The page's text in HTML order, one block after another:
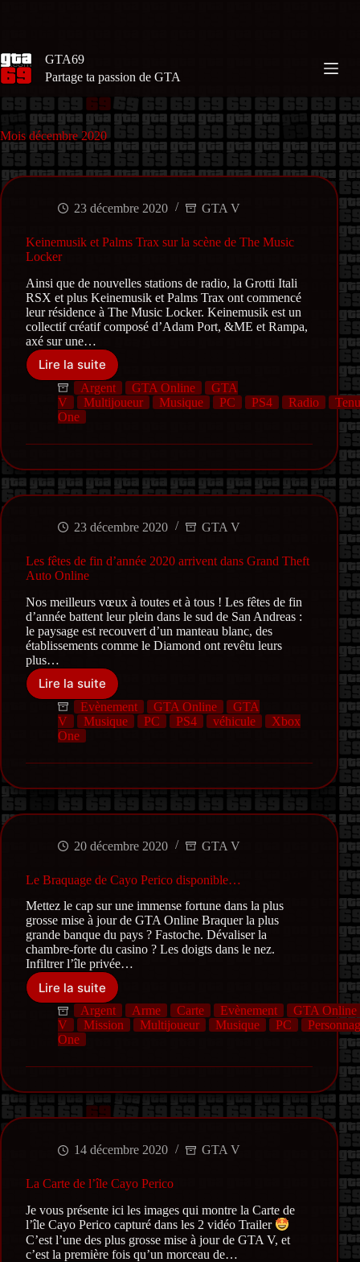
GTA69
Partage ta passion de GTA
Mois décembre 2020
23 décembre 2020 GTA V
Keinemusik et Palms Trax sur la scène de The Music
Locker
Ainsi que de nouvelles stations de radio, la Grotti Itali
RSX et plus Keinemusik et Palms Trax ont commencé
leur résidence à The Music Locker. Keinemusik est un
collectif créatif composé d’Adam Port, &ME et Rampa,
axé sur une…
Lire la suite
Keinemusik
et
Palms
Trax
la
de
The
Locker
Argent GTA Online
GTA
V
Multijoueur Musique PC PS4 Radio
One
23 décembre 2020 GTA V
Les fêtes de fin d’année 2020 arrivent dans Grand Theft
Auto Online
Nos meilleurs vœux à toutes et à tous ! Les fêtes de fin
d’année battent leur plein dans le sud de San Andreas :
le paysage est recouvert d’un manteau blanc, des
établissements comme le Diamond ont revêtu leurs
plus…
Lire la suite
Les
fêtes
de
fin
2020
Grand
Auto
Evènement GTA Online
GTA
V
Musique PC PS4 véhicule
Xbox
One
20 décembre 2020 GTA V
Le Braquage de Cayo Perico disponible…
Mettez le cap sur une immense fortune dans la plus
grosse mise à jour de GTA Online Braquer la plus
grande banque du pays ? Fastoche. Dévaliser la
chambre-forte du casino ? Les doigts dans le nez.
Infiltrer l’île privée…
Lire la suite
Le
Braquage
de
Cayo
disponible…
Argent Arme Carte Evènement
GTA Online
V
Mission Multijoueur Musique PC
One
14 décembre 2020 GTA V
La Carte de l’île Cayo Perico
Je vous présente ici les images qui montre la Carte de
l’île Cayo Perico capturé dans les 2 vidéo Trailer
C’est l’une des plus grosse mise à jour de GTA V, et
c’est la première fois qu’un morceau de…